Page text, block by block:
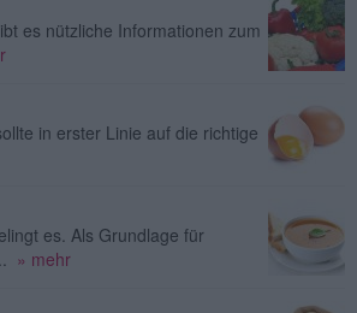
es nützliche Informationen zum
in erster Linie auf die richtige
es. Als Grundlage für
» mehr